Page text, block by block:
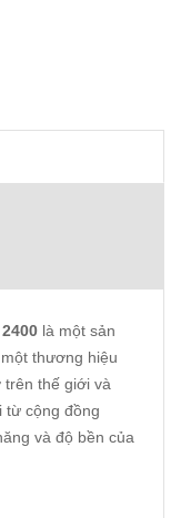
là một sản
thương hiệu
thế giới và
từ cộng đồng
và độ bền của